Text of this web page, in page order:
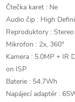
Čtečka karet : Ne
Audio čip : High
Reproduktory :
Mikrofon : 2x, 360°
Kamera : 5.0MP + IR
on ISP
Baterie : 54.7Wh
Napájecí adaptér :